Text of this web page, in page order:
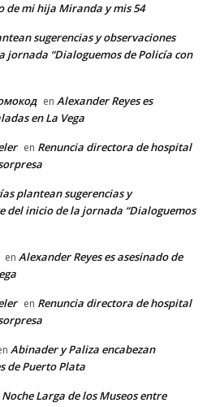
de mi hija Miranda y mis 54
sugerencias y observaciones
jornada “Dialoguemos de Policía con
en Alexander Reyes es
en La Vega
en Renuncia directora de hospital
plantean sugerencias y
del inicio de la jornada “Dialoguemos
en Alexander Reyes es asesinado de
en Renuncia directora de hospital
Abinader y Paliza encabezan
de Puerto Plata
Larga de los Museos entre